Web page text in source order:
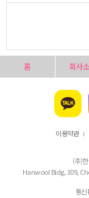
홈 회사
이용약관 l
(주)
Hanwool Bldg, 309,
통